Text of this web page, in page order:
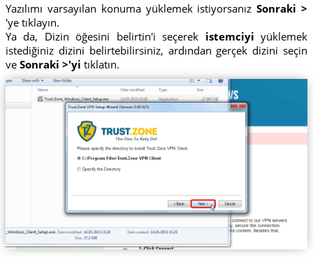
Yazılımı varsayılan konuma yüklemek istiyorsanızSonraki >
'ye tıklayın.
Ya da, Dizin öğesini belirtin'i seçerek istemciyi yüklemek
istediğiniz dizini belirtebilirsiniz, ardından gerçek dizini seçin
ve Sonraki >'yi tıklatın.